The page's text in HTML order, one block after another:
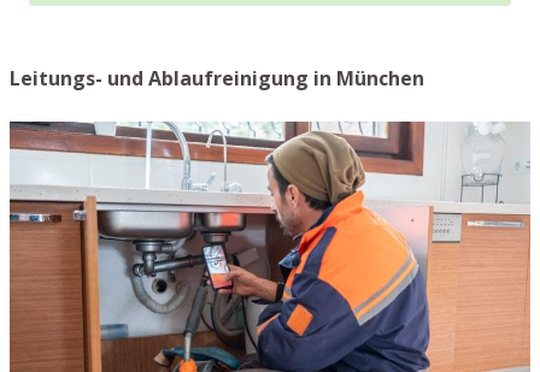
Leitungs- und Ablaufreinigung in München